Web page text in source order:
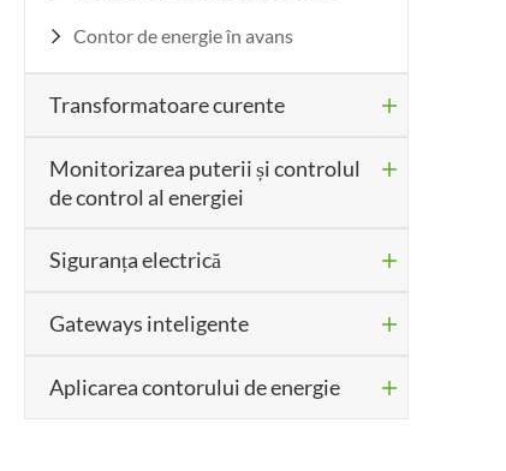
 Contor de energie în avans
Transformatoare curente 
Monitorizarea puterii și controlul
de control al energiei

Siguranța electrică 
Gateways inteligente 
Aplicarea contorului de energie 